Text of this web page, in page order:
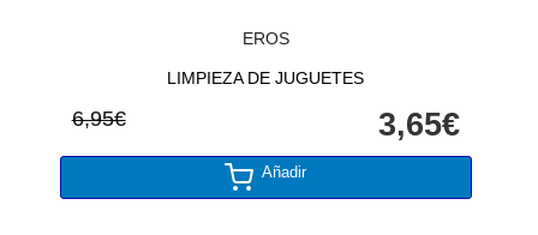
EROS
LIMPIEZA DE JUGUETES
6,95€ 3,65€
Añadir